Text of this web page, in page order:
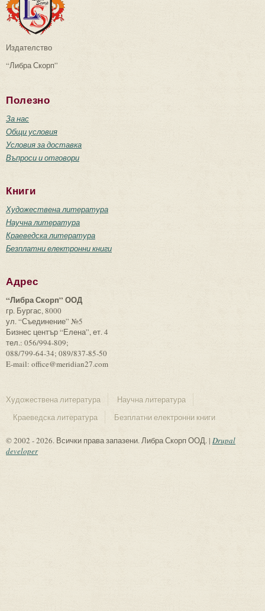
Издателство
“Либра Скорп”
Полезно
За нас
Общи условия
Условия за доставка
Въпроси и отговори
Книги
Художествена литература
Научна литература
Краеведска литература
Безплатни електронни книги
Адрес
“Либра Скорп” ООД
гр. Бургас, 8000
ул. “Съединение” №5
Бизнес център “Елена”, ет. 4
тел.: 056/994-809;
088/799-64-34; 089/837-85-50
E-mail: office@meridian27.com
Художествена литература
Научна литература
Краеведска литература
Безплатни електронни книги
© 2002 - 2026. Всички права запазени. Либра Скорп ООД. | Drupal
developer